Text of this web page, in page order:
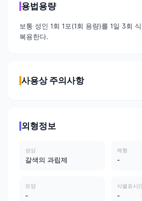
용법용량
보통 성인 1회 1포(1회 용량)를 1일 3회
복용한다.
사용상 주의사항
외형정보
성상
갈색의 과립제
제형
-
모양
-
식별표시(
-